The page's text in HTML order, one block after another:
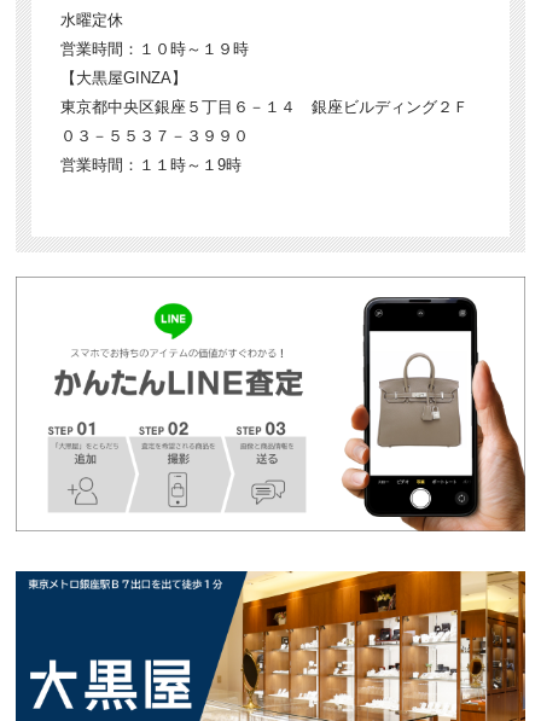
水曜定休
営業時間：１０時～１９時
【大黒屋GINZA】
東京都中央区銀座５丁目６－１４ 銀座ビルディング２Ｆ
０３－５５３７－３９９０
営業時間：１１時～１9時